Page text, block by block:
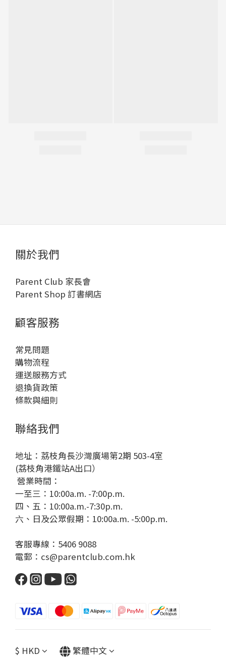
關於我們
Parent Club 家長會
Parent Shop 訂書網店
顧客服務
常見問題
購物流程
運送服務方式
退換貨政策
條款與細則
聯絡我們
地址：荔枝角長沙灣廣場第2期 503-4室
(荔枝角港鐵站A出口）
營業時間：
一至三：10:00a.m. -7:00p.m.
四、五：10:00a.m.-7:30p.m.
六、日及公眾假期：10:00a.m. -5:00p.m.
客服專線：5406 9088
電郵：cs@parentclub.com.hk
$ HKD 繁體中文